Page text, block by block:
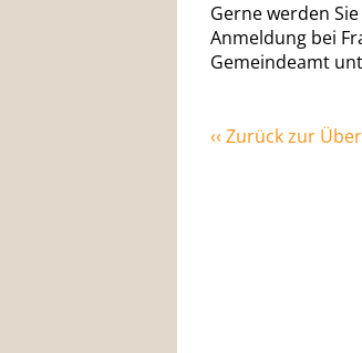
Gerne werden
Anmeldung bei
Gemeindeamt
‹‹ Zurück zur